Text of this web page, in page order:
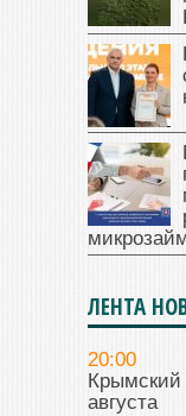
ЛЕНТА
20:00
Крымский
августа